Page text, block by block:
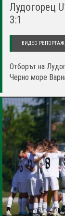
Лудогорец
3:1
ВИДЕО РЕПОРТАЖ
Отборът на
Черно море